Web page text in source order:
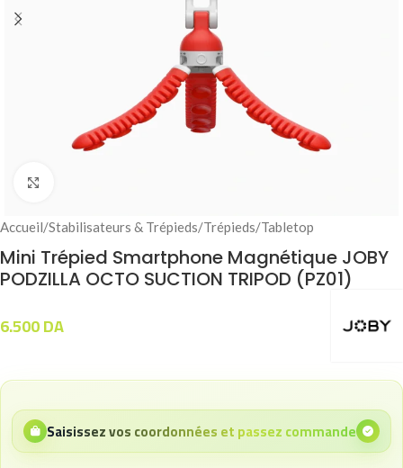
Accueil/Stabilisateurs & Trépieds/Trépieds/Tabletop
Mini Trépied Smartphone Magnétique JOBY
PODZILLA OCTO SUCTION TRIPOD (PZ01)
6.500DA
Saisissez vos coordonnées et passez commande